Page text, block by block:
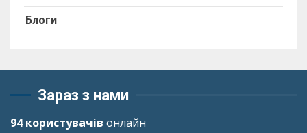
Блоги
Зараз з нами
94 користувачів онлайн